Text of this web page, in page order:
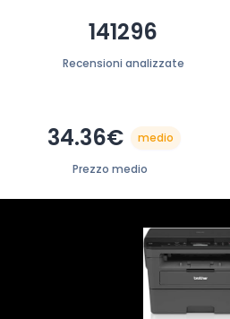
141296
Recensioni analizzate
34.36€ medio
Prezzo medio